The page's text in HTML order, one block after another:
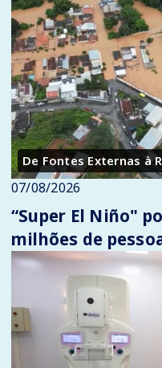
De Fontes Externas à
07/08/2026
“Super El Niño"
milhões de